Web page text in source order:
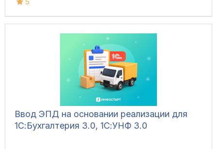
5
Ввод ЭПД на основании реализации для
1С:Бухгалтерия 3.0, 1С:УНФ 3.0